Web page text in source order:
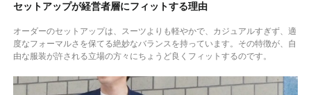
セットアップが経営者層にフィットする理由
オーダーのセットアップは、スーツよりも軽やかで、カジュアルすぎず、適
度なフォーマルさを保てる絶妙なバランスを持っています。その特徴が、自
由な服装が許される立場の方々にちょうど良くフィットするのです。